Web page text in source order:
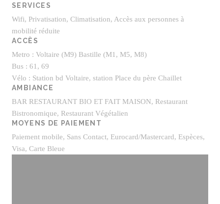
SERVICES
Wifi, Privatisation, Climatisation, Accès aux personnes à
mobilité réduite
ACCÈS
Metro : Voltaire (M9) Bastille (M1, M5, M8)
Bus : 61, 69
Vélo : Station bd Voltaire, station Place du père Chaillet
AMBIANCE
BAR RESTAURANT BIO ET FAIT MAISON, Restaurant
Bistronomique, Restaurant Végétalien
MOYENS DE PAIEMENT
Paiement mobile, Sans Contact, Eurocard/Mastercard, Espèces,
Visa, Carte Bleue